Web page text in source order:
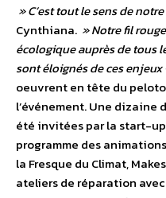
» C’est tout le sens de
Cynthiana. » Notre fil
écologique auprès de tous
sont éloignés de ces
oeuvrent en tête du
l’événement. Une
été invitées par la start-
programme des
la Fresque du Climat,
ateliers de réparation